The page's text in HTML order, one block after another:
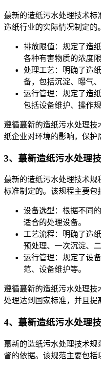
蕞新的造纸污水处理技术标
造纸行业的实际情况制定的
排放限值：规定了造
各种有害物质的浓度限
处理工艺：明确了造
备，包括沉淀、曝气
运行管理：规定了造
包括设备维护、操作规
遵循蕞新的造纸污水处理
纸企业对环境的影响，保护
3、蕞新造纸污水处理
蕞新的造纸污水处理技术规
标准制定的。该规程主要包
设备选型：根据不同
适合的处理设备。
工艺流程：明确了造
预处理、一次沉淀、二
运行管理：规定了设
范、设备维护等。
遵循蕞新的造纸污水处理
处理达到国家标准，并且提
4、蕞新造纸污水处理
蕞新的造纸污水处理技术
督的依据。该规范主要包括